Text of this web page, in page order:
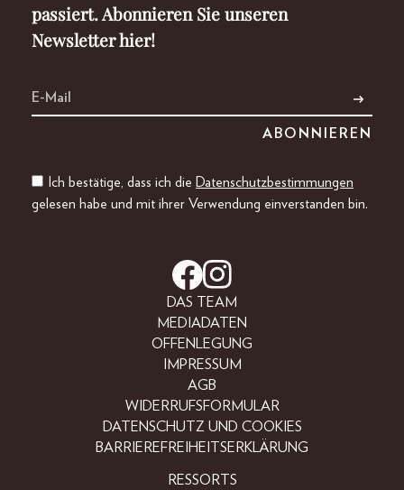
passiert. Abonnieren Sie unseren
Newsletter hier!
Ich bestätige, dass ich die Datenschutzbestimmungen
gelesen habe und mit ihrer Verwendung einverstanden bin.
DAS TEAM
MEDIADATEN
OFFENLEGUNG
IMPRESSUM
AGB
WIDERRUFSFORMULAR
DATENSCHUTZ UND COOKIES
BARRIEREFREIHEITSERKLÄRUNG
RESSORTS